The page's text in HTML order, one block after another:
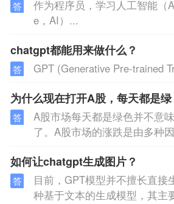
答
作为程序员，学习人工智能（
e，AI）...
chatgpt都能用来做什么？
答 GPT (Generative Pre-trained
答
A股市场每天都是绿色并不意
了。A股市场的涨跌是由多种
如何让chatgpt生成图片？
答
目前，GPT模型并不擅长直接
种基于文本的生成模型，其主